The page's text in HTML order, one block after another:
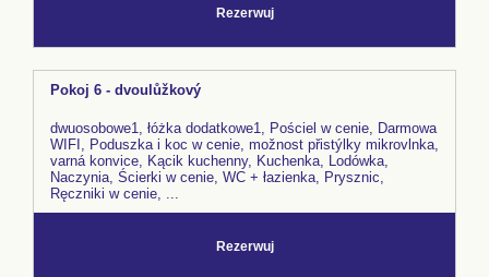
Rezerwuj
Pokoj 6 - dvoulůžkový
dwuosobowe1, łóżka dodatkowe1, Pościel w cenie, Darmowa
WIFI, Poduszka i koc w cenie, možnost přistýlky mikrovlnka,
varná konvice, Kącik kuchenny, Kuchenka, Lodówka,
Naczynia, Ścierki w cenie, WC + łazienka, Prysznic,
Ręczniki w cenie, ...
Rezerwuj